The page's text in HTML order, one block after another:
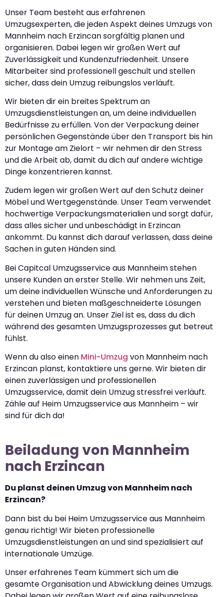
Unser Team besteht aus erfahrenen
Umzugsexperten, die jeden Aspekt deines Umzugs von
Mannheim nach Erzincan sorgfältig planen und
organisieren. Dabei legen wir großen Wert auf
Zuverlässigkeit und Kundenzufriedenheit. Unsere
Mitarbeiter sind professionell geschult und stellen
sicher, dass dein Umzug reibungslos verläuft.
Wir bieten dir ein breites Spektrum an
Umzugsdienstleistungen an, um deine individuellen
Bedürfnisse zu erfüllen. Von der Verpackung deiner
persönlichen Gegenstände über den Transport bis hin
zur Montage am Zielort – wir nehmen dir den Stress
und die Arbeit ab, damit du dich auf andere wichtige
Dinge konzentrieren kannst.
Zudem legen wir großen Wert auf den Schutz deiner
Möbel und Wertgegenstände. Unser Team verwendet
hochwertige Verpackungsmaterialien und sorgt dafür,
dass alles sicher und unbeschädigt in Erzincan
ankommt. Du kannst dich darauf verlassen, dass deine
Sachen in guten Händen sind.
Bei Capitcal Umzugsservice aus Mannheim stehen
unsere Kunden an erster Stelle. Wir nehmen uns Zeit,
um deine individuellen Wünsche und Anforderungen zu
verstehen und bieten maßgeschneiderte Lösungen
für deinen Umzug an. Unser Ziel ist es, dass du dich
während des gesamten Umzugsprozesses gut betreut
fühlst.
Wenn du also einen Mini-Umzug von Mannheim nach
Erzincan planst, kontaktiere uns gerne. Wir bieten dir
einen zuverlässigen und professionellen
Umzugsservice, damit dein Umzug stressfrei verläuft.
Zähle auf Heim Umzugsservice aus Mannheim – wir
sind für dich da!
Beiladung von Mannheim
nach Erzincan
Du planst deinen Umzug von Mannheim nach
Erzincan?
Dann bist du bei Heim Umzugsservice aus Mannheim
genau richtig! Wir bieten professionelle
Umzugsdienstleistungen an und sind spezialisiert auf
internationale Umzüge.
Unser erfahrenes Team kümmert sich um die
gesamte Organisation und Abwicklung deines Umzugs.